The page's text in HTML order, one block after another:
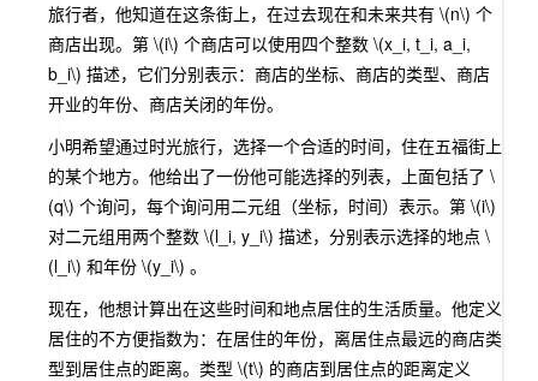
旅行者，他知道在这条街上，在过去现在和未来共有 \(n\) 个
商店出现。第 \(i\) 个商店可以使用四个整数 \(x_i, t_i, a_i,
b_i\) 描述，它们分别表示：商店的坐标、商店的类型、商店
开业的年份、商店关闭的年份。
小明希望通过时光旅行，选择一个合适的时间，住在五福街上
的某个地方。他给出了一份他可能选择的列表，上面包括了 \
(q\) 个询问，每个询问用二元组（坐标，时间）表示。第 \(i\)
对二元组用两个整数 \(l_i, y_i\) 描述，分别表示选择的地点 \
(l_i\) 和年份 \(y_i\) 。
现在，他想计算出在这些时间和地点居住的生活质量。他定义
居住的不方便指数为：在居住的年份，离居住点最远的商店类
型到居住点的距离。类型 \(t\) 的商店到居住点的距离定义